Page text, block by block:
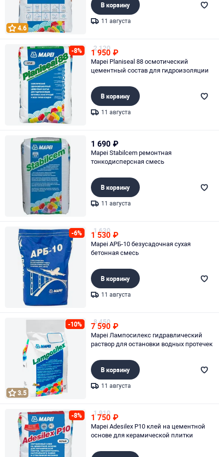
4.6
В корзину
11 августа
-8% 2 120
1 950 ₽
Mapei Planiseal 88 осмотический
цементный состав для гидроизоляции
В корзину
11 августа
1 690 ₽
Mapei Stabilcem ремонтная
тонкодисперсная смесь
В корзину
11 августа
-6% 1 630
1 530 ₽
Mapei АРБ-10 безусадочная сухая
бетонная смесь
В корзину
11 августа
-10%
3.5
8 450
7 590 ₽
Mapei Лампосилекс гидравлический
раствор для остановки водных протечек
В корзину
11 августа
-8% 1 910
1 750 ₽
Mapei Adesilex P10 клей на цементной
основе для керамической плитки